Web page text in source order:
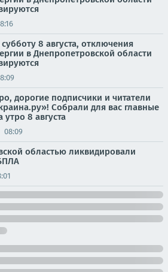
8 августа, отключения
в Днепропетровской области
дорогие подписчики и читатели
Собрали для вас главные
утро 8 августа
08:09
областью ликвидировали